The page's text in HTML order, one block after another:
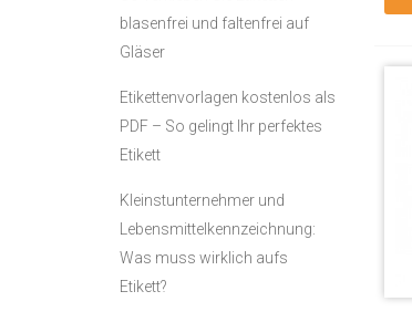
blasenfrei und faltenfrei auf
Gläser
Etikettenvorlagen kostenlos als
PDF – So gelingt Ihr perfektes
Etikett
Kleinstunternehmer und
Lebensmittelkennzeichnung:
Was muss wirklich aufs
Etikett?